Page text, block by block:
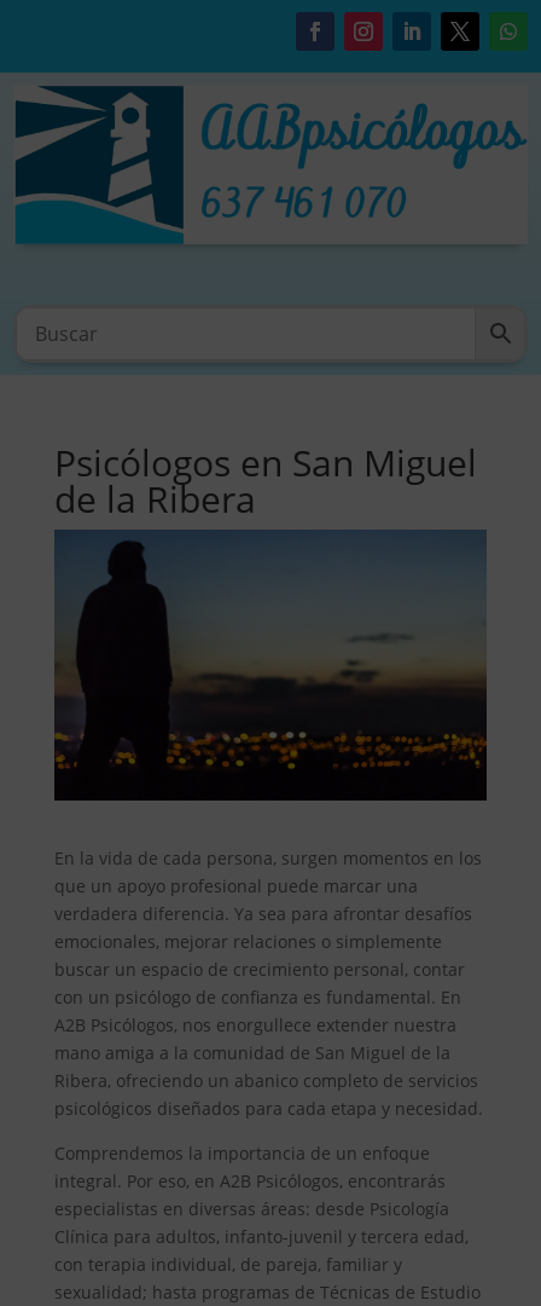
Psicólogos en San Miguel
de la Ribera
En la vida de cada persona, surgen momentos en los
que un apoyo profesional puede marcar una
verdadera diferencia. Ya sea para afrontar desafíos
emocionales, mejorar relaciones o simplemente
buscar un espacio de crecimiento personal, contar
con un psicólogo de confianza es fundamental. En
A2B Psicólogos, nos enorgullece extender nuestra
mano amiga a la comunidad de San Miguel de la
Ribera, ofreciendo un abanico completo de servicios
psicológicos diseñados para cada etapa y necesidad.
Comprendemos la importancia de un enfoque
integral. Por eso, en A2B Psicólogos, encontrarás
especialistas en diversas áreas: desde Psicología
Clínica para adultos, infanto-juvenil y tercera edad,
con terapia individual, de pareja, familiar y
sexualidad; hasta programas de Técnicas de Estudio